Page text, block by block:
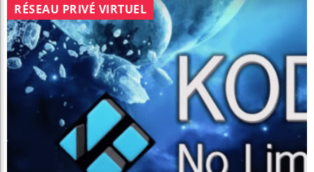
RÉSEAU PRIVÉ VIRTUEL